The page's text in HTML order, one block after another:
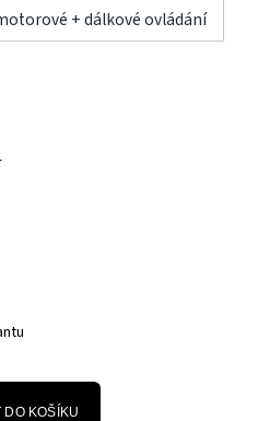
+ dálkové ovládání
DO KOŠÍKU